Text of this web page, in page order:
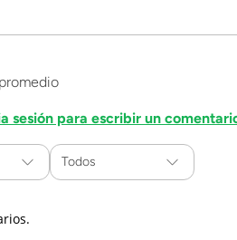
sesión para escribir un
Todos